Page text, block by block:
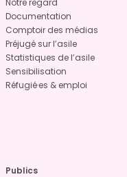
Notre regard
Documentation
Comptoir des médias
Préjugé sur l’asile
Statistiques de l’asile
Sensibilisation
Réfugié·es & emploi
Publics